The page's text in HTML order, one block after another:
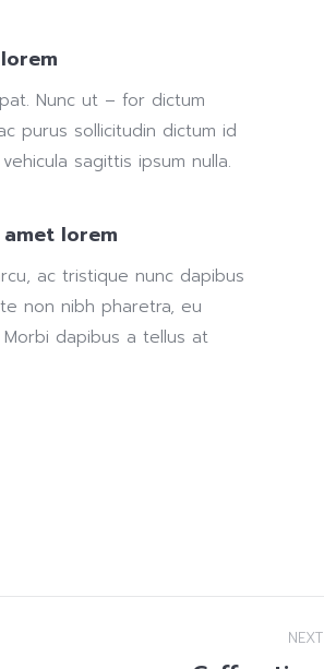
Nunc ut – for dictum
purus sollicitudin dictum id
sagittis ipsum nulla.
lorem
ac tristique nunc dapibus
non nibh pharetra, eu
dapibus a tellus at
NEXT